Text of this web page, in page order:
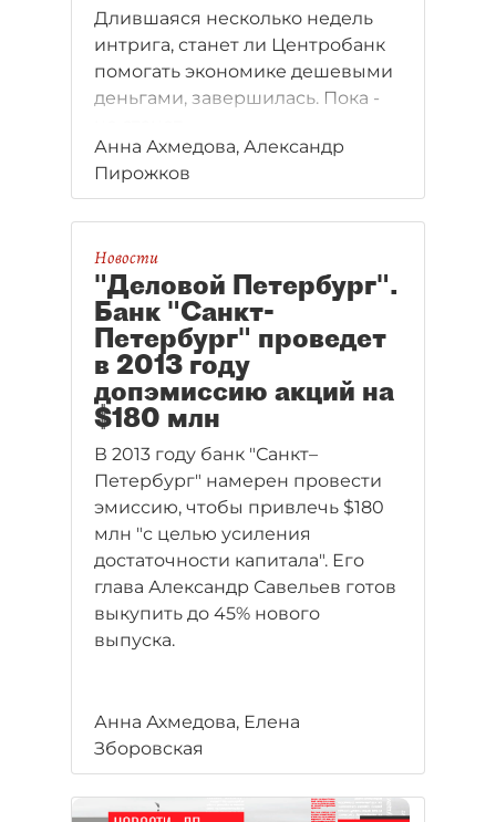
Длившаяся несколько недель
интрига, станет ли Центробанк
помогать экономике дешевыми
деньгами, завершилась. Пока -
Анна Ахмедова, Александр
Пирожков
Новости
"Деловой Петербург".
Банк "Санкт-
Петербург" проведет
в 2013 году
допэмиссию акций на
$180 млн
В 2013 году банк "Санкт–
Петербург" намерен провести
эмиссию, чтобы привлечь $180
млн "с целью усиления
достаточности капитала". Его
глава Александр Савельев готов
выкупить до 45% нового
выпуска.
Анна Ахмедова, Елена
Зборовская